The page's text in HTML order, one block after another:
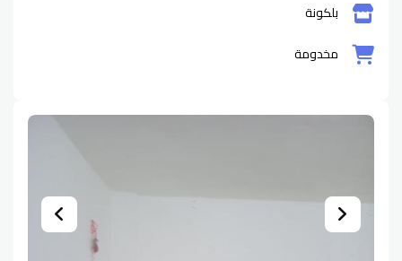
بلكونة
مخدومة